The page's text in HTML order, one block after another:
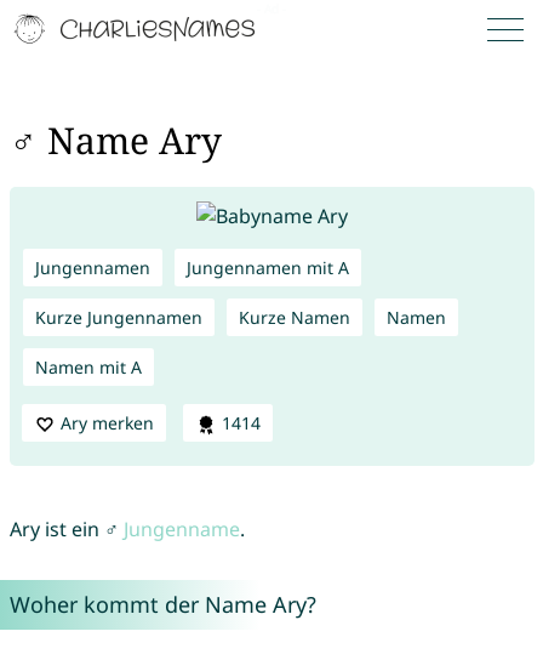
♂ Name Ary
Jungennamen Jungennamen mit A
Kurze Jungennamen Kurze Namen Namen
Namen mit A
Ary merken 1414
Ary ist ein ♂ Jungenname.
Woher kommt der Name Ary?